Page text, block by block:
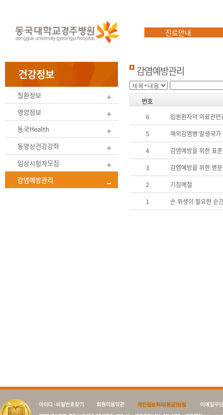
진료안내
건강정보
질환정보
영양정보
동국Health
동영상건강강좌
임상시험자모집
감염예방관리
감염예방관리
번호
6
입원환자의 의료관
5
해외감염병 발생국
4
감염예방을 위한 표
3
감염예방을 위한 병
2
기침예절
1
손 위생이 필요한 순